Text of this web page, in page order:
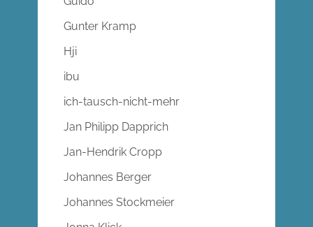
Gunter Kramp
Hji
ibu
ich-tausch-nicht-mehr
Jan Philipp Dapprich
Jan-Hendrik Cropp
Johannes Berger
Johannes Stockmeier